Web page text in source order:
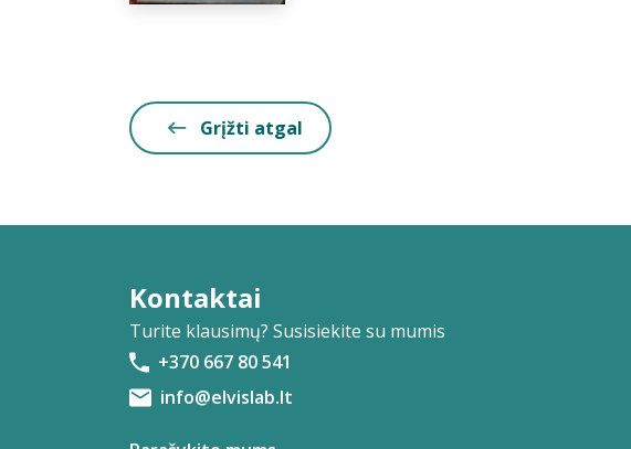
Grįžti atgal
Kontaktai
Turite klausimų? Susisiekite su mumis
+370 667 80 541
info@elvislab.lt